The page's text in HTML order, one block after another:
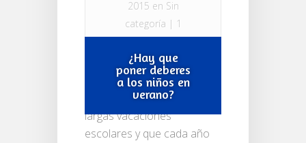
¿Hay que
poner deberes
a los niños en
verano?
2015 en Sin
categoría | 1
comentario
Es la eterna pregunta que
nos hacemos ante las
largas vacaciones
escolares y que cada año